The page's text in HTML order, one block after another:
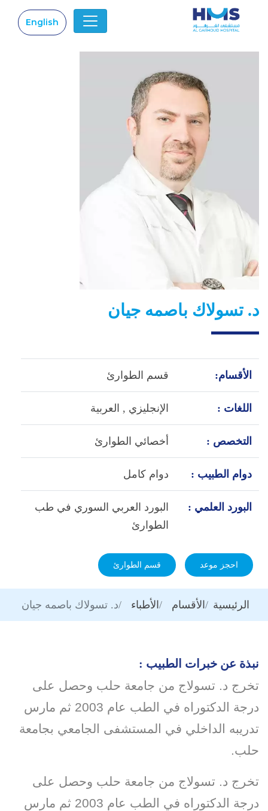
English
د. تسولاك باصمه جيان
الأقسام: قسم الطوارئ
اللغات : الإنجليزي , العربية
التخصص : أخصائي الطوارئ
دوام الطبيب : دوام كامل
البورد العلمي :
البورد العربي السوري في طب
الطوارئ
احجز موعد قسم الطوارئ
الرئيسية الأقسام الأطباء د. تسولاك باصمه جيان
نبذة عن خبرات الطبيب :
تخرج د. تسولاج من جامعة حلب وحصل على
درجة الدكتوراه في الطب عام 2003 ثم مارس
تدريبه الداخلي في المستشفى الجامعي بجامعة
حلب.
تخرج د. تسولاج من جامعة حلب وحصل على
درجة الدكتوراه في الطب عام 2003 ثم مارس